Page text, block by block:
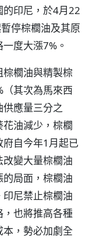
印尼，於4月22
停棕櫚油及其原
度大漲7%。
櫚油與精製棕
其次為馬來西
應量三分之
油減少，棕櫚
自今年1月起已
變大量棕櫚油
局面，棕櫚油
尼禁止棕櫚油
也將推高各種
，勢必加劇全